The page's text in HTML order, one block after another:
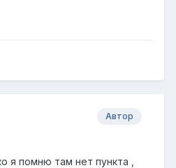
Автор
я помню там нет пункта ,